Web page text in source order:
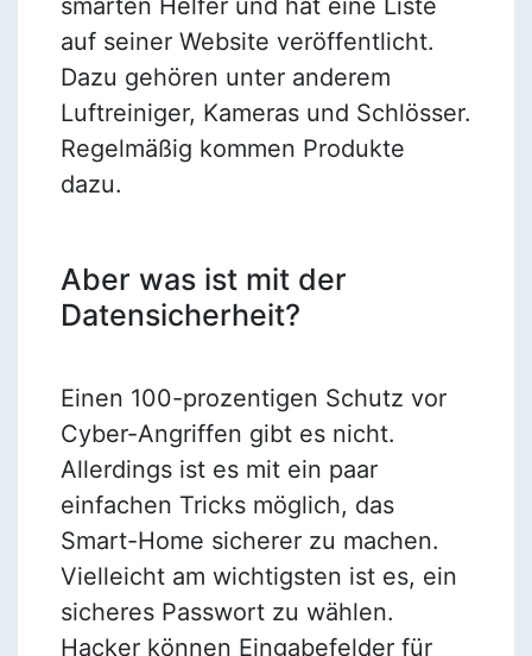
smarten Helfer und hat eine Liste
auf seiner Website veröffentlicht.
Dazu gehören unter anderem
Luftreiniger, Kameras und Schlösser.
Regelmäßig kommen Produkte
dazu.
Aber was ist mit der
Datensicherheit?
Einen 100-prozentigen Schutz vor
Cyber-Angriffen gibt es nicht.
Allerdings ist es mit ein paar
einfachen Tricks möglich, das
Smart-Home sicherer zu machen.
Vielleicht am wichtigsten ist es, ein
sicheres Passwort zu wählen.
Hacker können Eingabefelder für